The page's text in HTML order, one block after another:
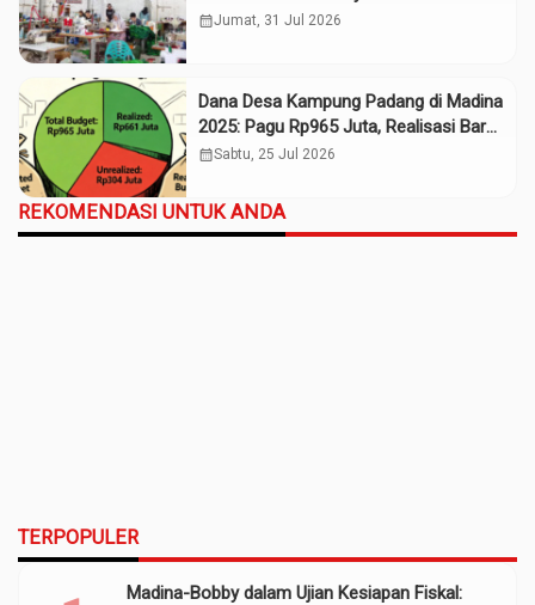
Daerah
calendar_monthJumat, 31 Jul 2026
Dana Desa Kampung Padang di Madina
2025: Pagu Rp965 Juta, Realisasi Baru
Rp661 Juta
calendar_monthSabtu, 25 Jul 2026
REKOMENDASI UNTUK ANDA
TERPOPULER
Madina-Bobby dalam Ujian Kesiapan Fiskal: